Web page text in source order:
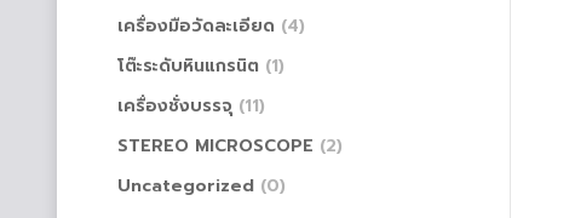
เครื่องมือวัดละเอียด (4)
โต๊ะระดับหินแกรนิต (1)
เครื่องชั่งบรรจุ (11)
STEREO MICROSCOPE (2)
Uncategorized (0)